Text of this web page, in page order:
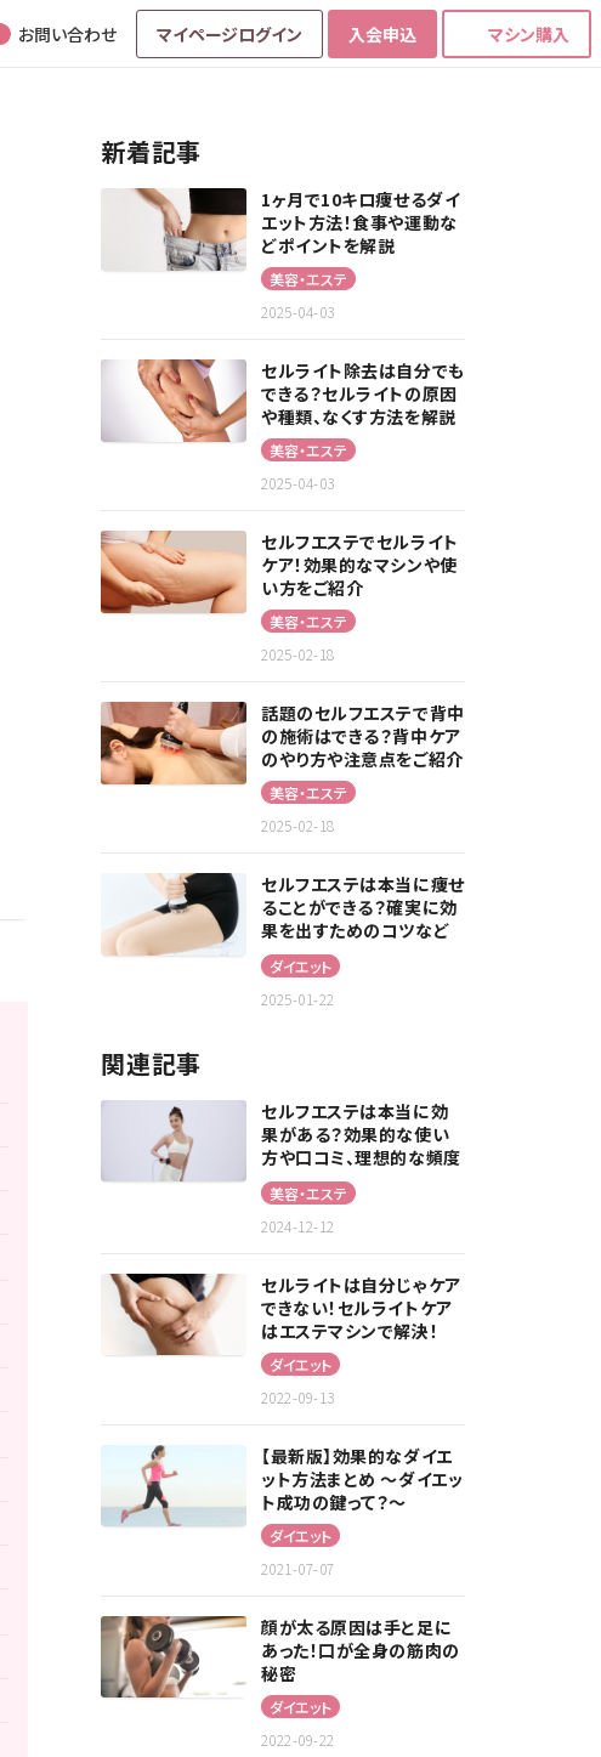
お問い合わせ マイページログイン 入会申込 マシン購入
新着記事
1ヶ月で10キロ痩せるダイ
エット方法！食事や運動な
どポイントを解説
美容・エステ
2025-04-03
セルライト除去は自分でも
できる？セルライトの原因
や種類、なくす方法を解説
美容・エステ
2025-04-03
セルフエステでセルライト
ケア！効果的なマシンや使
い方をご紹介
美容・エステ
2025-02-18
話題のセルフエステで背中
の施術はできる？背中ケア
のやり方や注意点をご紹介
美容・エステ
2025-02-18
セルフエステは本当に痩せ
ることができる？確実に効
果を出すためのコツなど
を解説！
ダイエット
2025-01-22
関連記事
セルフエステは本当に効
果がある？効果的な使い
方や口コミ、理想的な頻度
を解説！
美容・エステ
2024-12-12
セルライトは自分じゃケア
できない！セルライトケア
はエステマシンで解決！
ダイエット
2022-09-13
【最新版】効果的なダイエ
ット方法まとめ 〜ダイエッ
ト成功の鍵って？〜
ダイエット
2021-07-07
顔が太る原因は手と足に
あった！口が全身の筋肉の
秘密
ダイエット
2022-09-22